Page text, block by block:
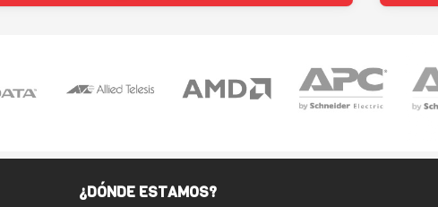
¿DÓNDE ESTAMOS?